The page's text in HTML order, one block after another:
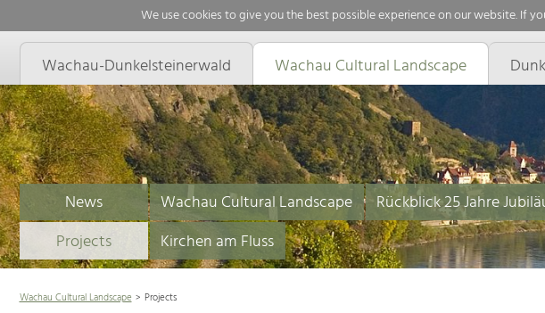
We use cookies to give you the best possible experience on our website. If
Wachau-Dunkelsteinerwald Wachau Cultural Landscape
News Wachau Cultural Landscape Rückblick 25 Jahre
Projects
Kirchen am Fluss
Wachau Cultural Landscape Projects